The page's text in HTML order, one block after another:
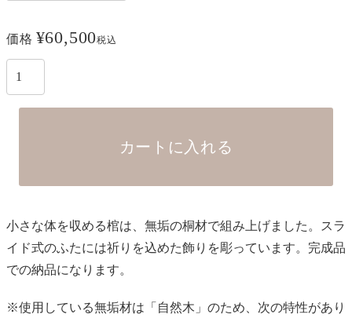
価格 ¥60,500税込
カートに入れる
小さな体を収める棺は、無垢の桐材で組み上げました。スラ
イド式のふたには祈りを込めた飾りを彫っています。完成品
での納品になります。
※使用している無垢材は「自然木」のため、次の特性があり